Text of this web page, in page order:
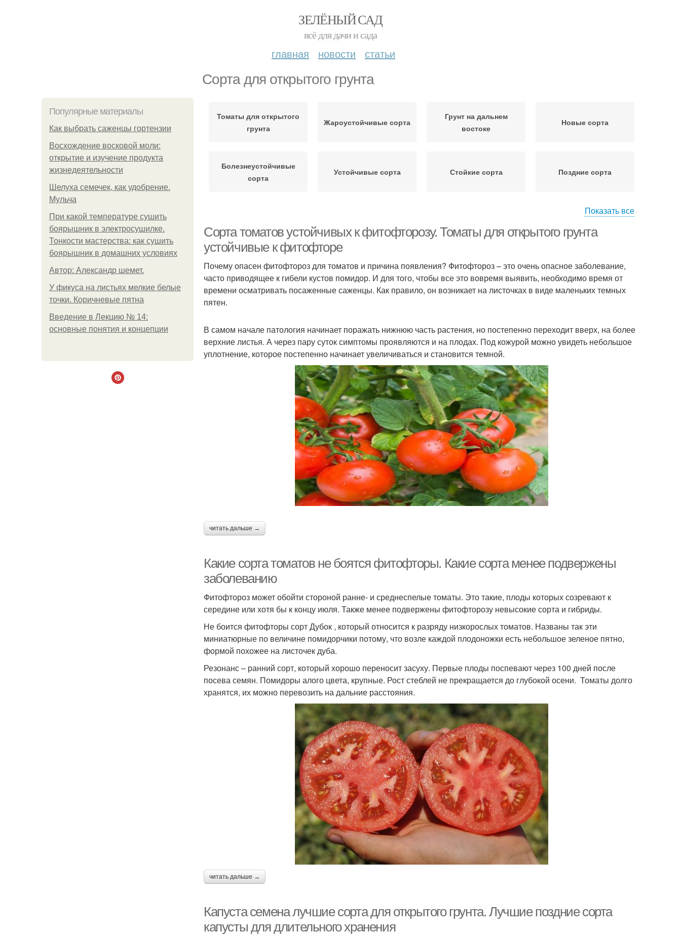
ЗЕЛЁНЫЙ САД
всё для дачи и сада
главная новости статьи
Сорта для открытого грунта
Популярные материалы
Как выбрать саженцы гортензии
Восхождение восковой моли:
открытие и изучение продукта
жизнедеятельности
Шелуха семечек, как удобрение.
Мульча
При какой температуре сушить
боярышник в электросушилке.
Тонкости мастерства: как сушить
боярышник в домашних условиях
Автор: Александр шемет.
У фикуса на листьях мелкие белые
точки. Коричневые пятна
Введение в Лекцию № 14:
основные понятия и концепции
Томаты для открытого
грунта
Жароустойчивые сорта
Грунт на дальнем
востоке
Новые сорта
Болезнеустойчивые
сорта
Устойчивые сорта Стойкие сорта Поздние сорта
почве
Грунт на урале Ранние сорта Среднеспелые сорта Популярные сорта
Показать все
Сорта томатов устойчивых к фитофторозу. Томаты для открытого грунта
устойчивые к фитофторе
Почему опасен фитофтороз для томатов и причина появления? Фитофтороз – это очень опасное заболевание,
часто приводящее к гибели кустов помидор. И для того, чтобы все это вовремя выявить, необходимо время от
времени осматривать посаженные саженцы. Как правило, он возникает на листочках в виде маленьких темных
пятен.
В самом начале патология начинает поражать нижнюю часть растения, но постепенно переходит вверх, на более
верхние листья. А через пару суток симптомы проявляются и на плодах. Под кожурой можно увидеть небольшое
уплотнение, которое постепенно начинает увеличиваться и становится темной.
читать дальше →
Какие сорта томатов не боятся фитофторы. Какие сорта менее подвержены
заболеванию
Фитофтороз может обойти стороной ранне- и среднеспелые томаты. Это такие, плоды которых созревают к
середине или хотя бы к концу июля. Также менее подвержены фитофторозу невысокие сорта и гибриды.
Не боится фитофторы сорт Дубок , который относится к разряду низкорослых томатов. Названы так эти
миниатюрные по величине помидорчики потому, что возле каждой плодоножки есть небольшое зеленое пятно,
формой похожее на листочек дуба.
Резонанс – ранний сорт, который хорошо переносит засуху. Первые плоды поспевают через 100 дней после
посева семян. Помидоры алого цвета, крупные. Рост стеблей не прекращается до глубокой осени. Томаты долго
хранятся, их можно перевозить на дальние расстояния.
читать дальше →
Капуста семена лучшие сорта для открытого грунта. Лучшие поздние сорта
капусты для длительного хранения